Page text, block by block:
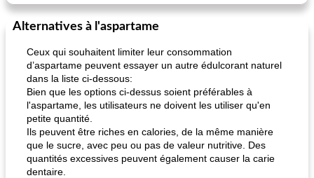
Alternatives à l'aspartame
Ceux qui souhaitent limiter leur consommation
d’aspartame peuvent essayer un autre édulcorant naturel
dans la liste ci-dessous:
Bien que les options ci-dessus soient préférables à
l'aspartame, les utilisateurs ne doivent les utiliser qu'en
petite quantité.
Ils peuvent être riches en calories, de la même manière
que le sucre, avec peu ou pas de valeur nutritive. Des
quantités excessives peuvent également causer la carie
dentaire.